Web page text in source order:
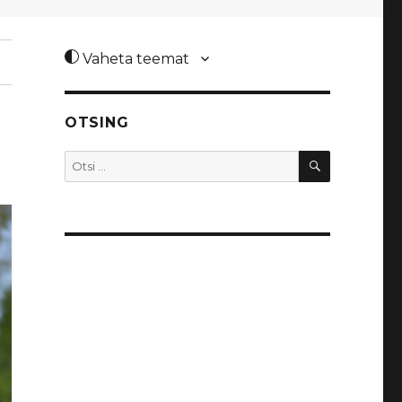
Vaheta teemat
OTSING
Otsi: OTSI